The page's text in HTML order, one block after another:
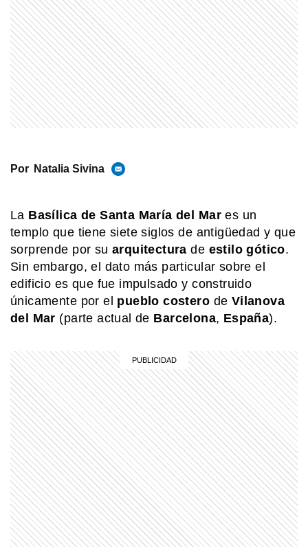
Por Natalia Sivina
La Basílica de Santa María del Mares un
templo que tiene siete siglos de antigüedad y que
sorprende por su arquitectura de estilo gótico.
Sin embargo, el dato más particular sobre el
edificio es que fue impulsado y construido
únicamente por el pueblo costero de Vilanova
del Mar (parte actual de Barcelona, España).
península y un istmo?
MI PAIS
Conocé el nombre completo de
Manuel Belgrano
EL MUNDO
Martín pescador oriental: el pájaro
diminuto que sorprende con sus
colores
SABER MAS
Bólido en Buenos Aires: ué fue la bola
de fuego que cruzó el cielo de la
ciudad
MI PAIS
Shincal de Quimivil: la increíble
ciudad incaica de Catamarca que
sigue asombrando
MI PAIS
24 de junio: la increíble coincidencia
entre Fangio y Sabato
MI PAIS
Luis Federico Leloir, el Premio Nobel
que inventó la salsa golf en Mar del